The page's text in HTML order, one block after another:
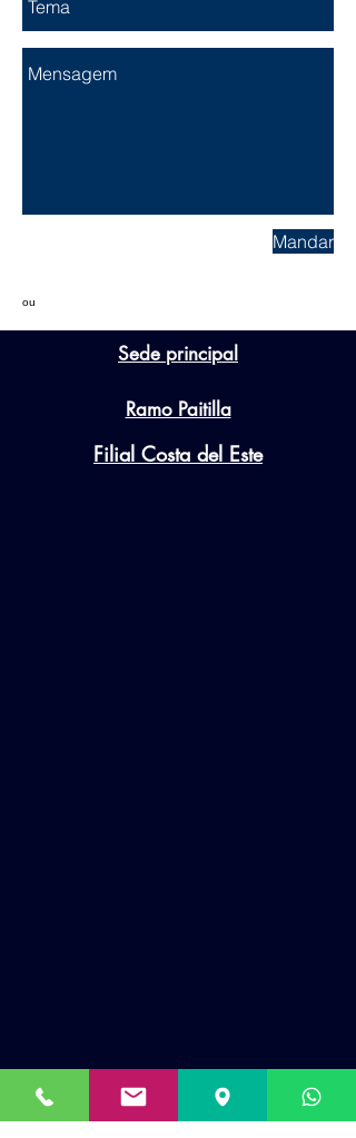
Mandar
ou
Sede principal
Ramo Paitilla
Filial Costa del Este